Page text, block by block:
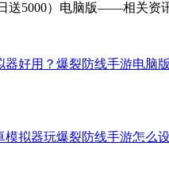
送5000）电脑版——相关资
器好用？爆裂防线手游电脑
模拟器玩爆裂防线手游怎么